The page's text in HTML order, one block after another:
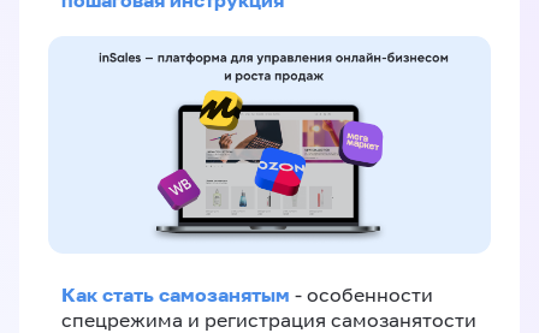
Как стать самозанятым - особенности
спецрежима и регистрация самозанятости